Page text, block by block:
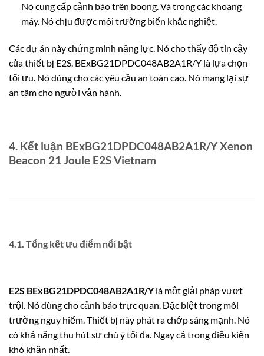
Nó cung cấp cảnh báo trên boong. Và trong các khoang
máy. Nó chịu được môi trường biển khắc nghiệt.
Các dự án này chứng minh năng lực. Nó cho thấy độ tin cậy
của thiết bị E2S. BExBG21DPDC048AB2A1R/Y là lựa chọn
tối ưu. Nó dùng cho các yêu cầu an toàn cao. Nó mang lại sự
an tâm cho người vận hành.
4. Kết luận BExBG21DPDC048AB2A1R/Y Xenon
Beacon 21 Joule E2S Vietnam
4.1. Tổng kết ưu điểm nổi bật
E2S BExBG21DPDC048AB2A1R/Ylà một giải pháp vượt
trội. Nó dùng cho cảnh báo trực quan. Đặc biệt trong môi
trường nguy hiểm. Thiết bị này phát ra chớp sáng mạnh. Nó
có khả năng thu hút sự chú ý tối đa. Ngay cả trong điều kiện
khó khăn nhất.